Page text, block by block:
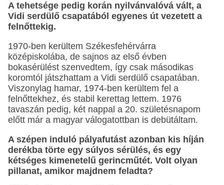
A tehetsége pedig korán nyilvánvalóvá vált, a
Vidi serdülő csapatából egyenes út vezetett a
felnőttekig.
1970-ben kerültem Székesfehérvárra
középiskolába, de sajnos az első évben
bokasérülést szenvedtem, így csak másodikas
koromtól játszhattam a Vidi serdülő csapatában.
Viszonylag hamar, 1974-ben kerültem fel a
felnőttekhez, és stabil kerettag lettem. 1976
tavaszán pedig, két nappal a 20. születésnapom
előtt már a magyar válogatottban is debütáltam.
A szépen induló pályafutást azonban kis híján
derékba törte egy súlyos sérülés, és egy
kétséges kimenetelű gerincműtét. Volt olyan
pillanat, amikor majdnem feladta?